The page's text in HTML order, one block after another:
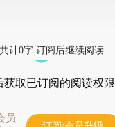
计0字 订阅后继续阅读
获取已订阅的阅读权限
员